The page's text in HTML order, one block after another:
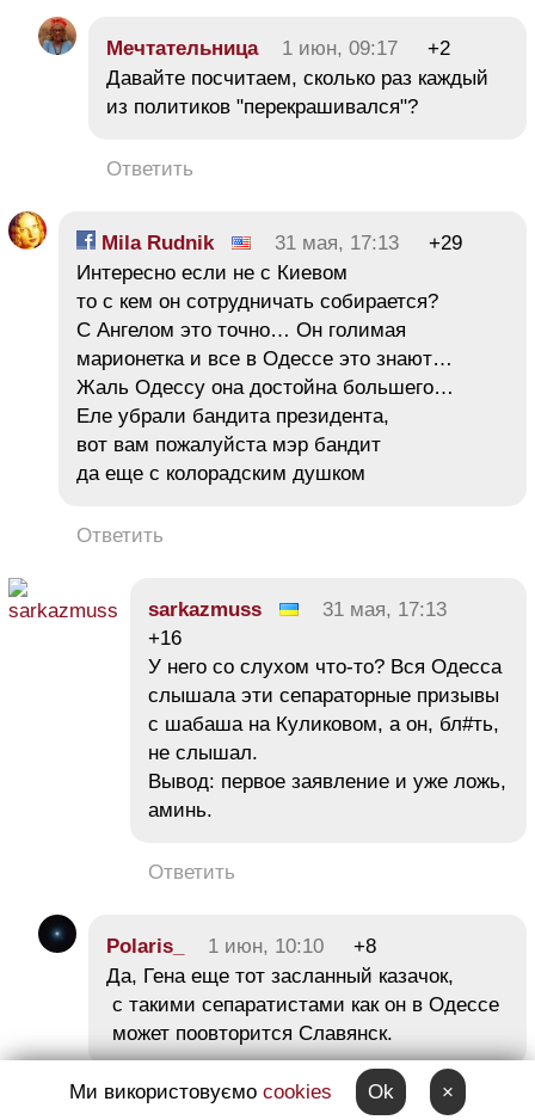
Мечтательница 1 июн, 09:17
+2
Давайте посчитаем, сколько раз каждый
из политиков "перекрашивался"?
Ответить
Mila Rudnik 31 мая, 17:13
+29
Интересно если не с Киевом
то с кем он сотрудничать собирается?
С Ангелом это точно… Он голимая
марионетка и все в Одессе это знают…
Жаль Одессу она достойна большего…
Еле убрали бандита президента,
вот вам пожалуйста мэр бандит
да еще с колорадским душком
Ответить
sarkazmuss
31 мая, 17:13
+16
У него со слухом что-то? Вся Одесса
слышала эти сепараторные призывы
с шабаша на Куликовом, а он, бл#ть,
не слышал.
Вывод: первое заявление и уже ложь,
аминь.
Ответить
Polaris_ 1 июн, 10:10
+8
Да, Гена еще тот засланный казачок,
с такими сепаратистами как он в Одессе
может поовторится Славянск.
Ответить
Ми використовуємо cookies Ok ×